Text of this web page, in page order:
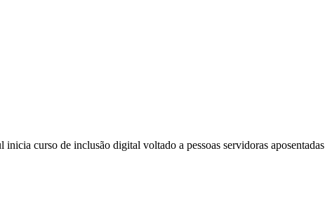
inicia curso de inclusão digital voltado a pessoas servidoras aposentadas